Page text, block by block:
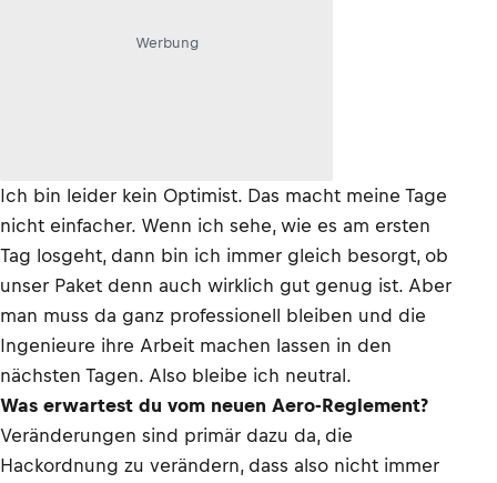
Werbung
Ich bin leider kein Optimist. Das macht meine Tage
nicht einfacher. Wenn ich sehe, wie es am ersten
Tag losgeht, dann bin ich immer gleich besorgt, ob
unser Paket denn auch wirklich gut genug ist. Aber
man muss da ganz professionell bleiben und die
Ingenieure ihre Arbeit machen lassen in den
nächsten Tagen. Also bleibe ich neutral.
Was erwartest du vom neuen Aero-Reglement?
Veränderungen sind primär dazu da, die
Hackordnung zu verändern, dass also nicht immer